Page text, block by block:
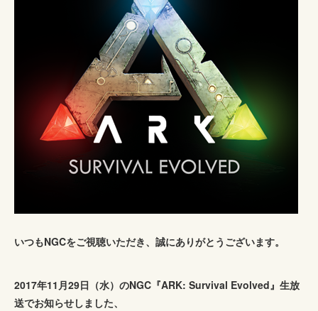
いつもNGCをご視聴いただき、誠にありがとうございます。
2017年11月29日（水）のNGC『ARK: Survival Evolved』生放
送でお知らせしました、